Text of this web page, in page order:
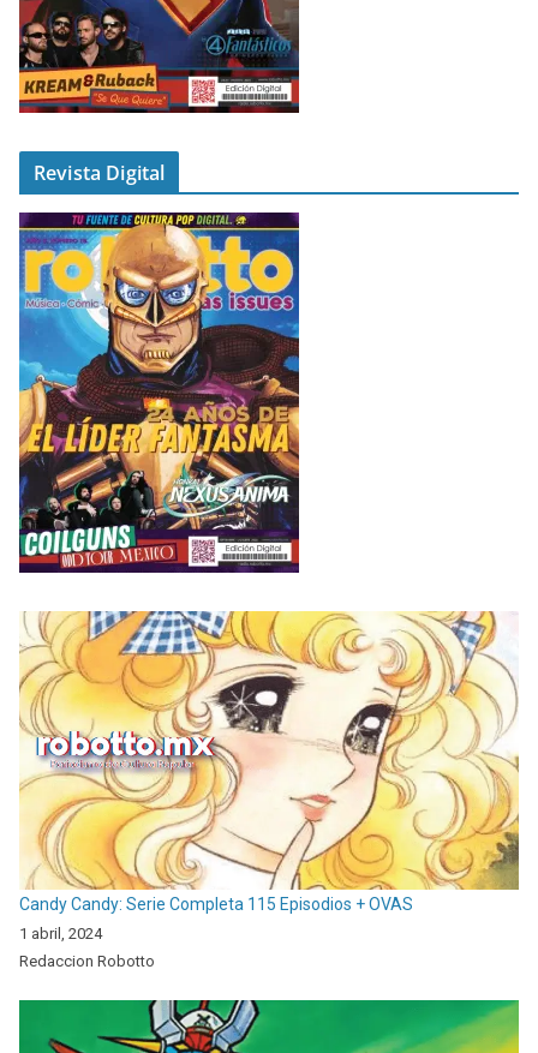
Revista Digital
Candy Candy: Serie Completa 115 Episodios + OVAS
1 abril, 2024
Redaccion Robotto